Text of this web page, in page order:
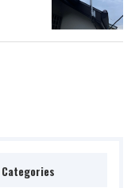
Categories